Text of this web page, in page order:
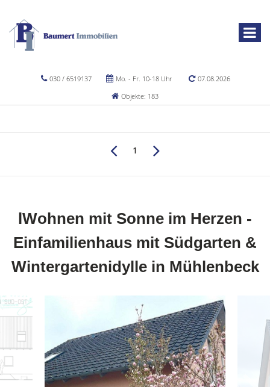
030 / 6519137 Mo. - Fr. 10-18 Uhr
07.08.2026
Objekte: 183
1
lWohnen mit Sonne im Herzen -
Einfamilienhaus mit Südgarten &
Wintergartenidylle in Mühlenbeck